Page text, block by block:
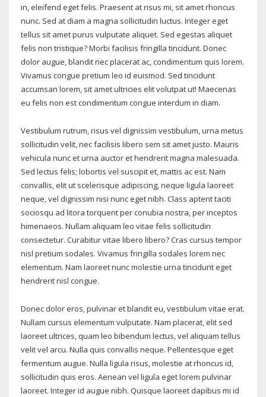
in, eleifend eget felis. Praesent at risus mi, sit amet rhoncus
nunc. Sed at diam a magna sollicitudin luctus. Integer eget
tellus sit amet purus vulputate aliquet. Sed egestas aliquet
felis non tristique? Morbi facilisis fringilla tincidunt. Donec
dolor augue, blandit nec placerat ac, condimentum quis lorem.
Vivamus congue pretium leo id euismod. Sed tincidunt
accumsan lorem, sit amet ultricies elit volutpat ut! Maecenas
eu felis non est condimentum congue interdum in diam.
Vestibulum rutrum, risus vel dignissim vestibulum, urna metus
sollicitudin velit, nec facilisis libero sem sit amet justo. Mauris
vehicula nunc et urna auctor et hendrerit magna malesuada.
Sed lectus felis; lobortis vel suscipit et, mattis ac est. Nam
convallis, elit ut scelerisque adipiscing, neque ligula laoreet
neque, vel dignissim nisi nunc eget nibh. Class aptent taciti
sociosqu ad litora torquent per conubia nostra, per inceptos
himenaeos. Nullam aliquam leo vitae felis sollicitudin
consectetur. Curabitur vitae libero libero? Cras cursus tempor
nisl pretium sodales. Vivamus fringilla sodales lorem nec
elementum. Nam laoreet nunc molestie urna tincidunt eget
hendrerit nisl congue.
Donec dolor eros, pulvinar et blandit eu, vestibulum vitae erat.
Nullam cursus elementum vulputate. Nam placerat, elit sed
laoreet ultrices, quam leo bibendum lectus, vel aliquam tellus
velit vel arcu. Nulla quis convallis neque. Pellentesque eget
fermentum augue. Nulla ligula risus, molestie at rhoncus id,
sollicitudin quis eros. Aenean vel ligula eget lorem pulvinar
laoreet. Integer id augue nibh. Quisque laoreet dapibus mi id